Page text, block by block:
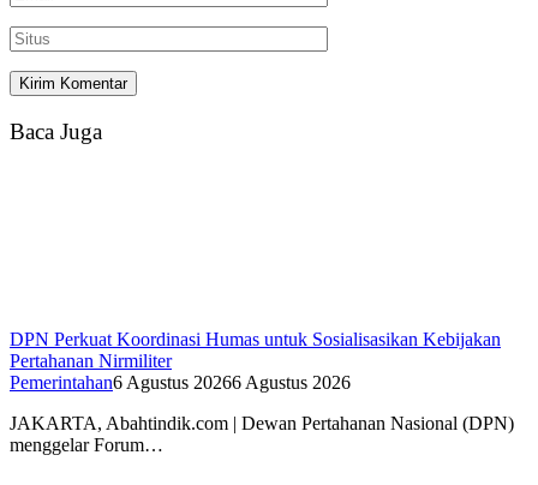
Baca Juga
DPN Perkuat Koordinasi Humas untuk Sosialisasikan Kebijakan
Pertahanan Nirmiliter
Pemerintahan6 Agustus 20266 Agustus 2026
JAKARTA, Abahtindik.com | Dewan Pertahanan Nasional (DPN)
menggelar Forum…